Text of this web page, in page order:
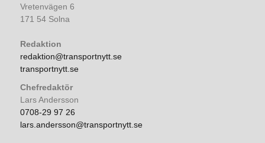
Vretenvägen 6
171 54 Solna
Redaktion
redaktion@transportnytt.se
transportnytt.se
Chefredaktör
Lars Andersson
0708-29 97 26
lars.andersson@transportnytt.se